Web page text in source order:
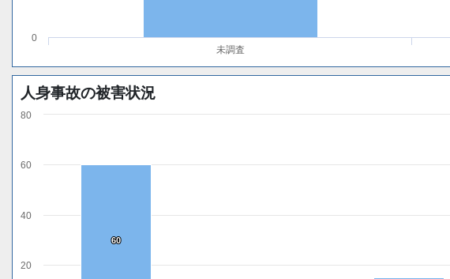
未調査
0
人身事故の被害状況
60
60
20
40
60
80